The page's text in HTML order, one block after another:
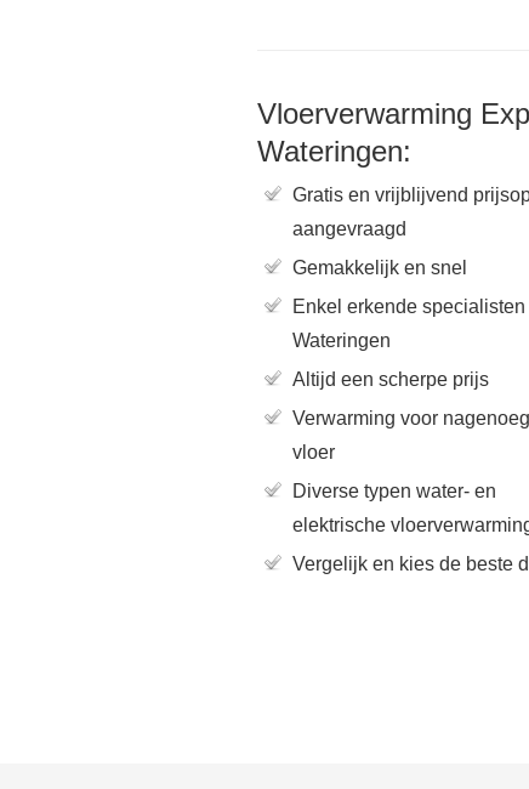
Vloerverwarming
Wateringen:
Gratis en vrijblijvend
aangevraagd
Gemakkelijk en snel
Enkel erkende specialisten
Wateringen
Altijd een scherpe prijs
Verwarming voor
vloer
Diverse typen water- en
elektrische
Vergelijk en kies de beste